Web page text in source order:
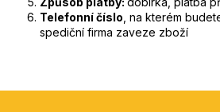
Telefonní číslo , na kterém
spediční firma zaveze zboží